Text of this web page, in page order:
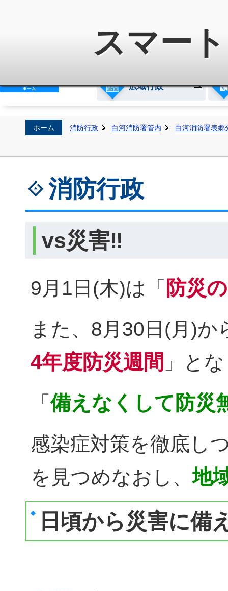
スマー
広域行政
ホーム 消防行政 白河消防署管内 白河消防署表郷
消防行政
vs災害‼
9月1日(木)は「 防災
また、8月30日(月)
4年度防災週間 」と
「備えなくして防災
感染症対策を徹底し
を見つめなおし、地
日頃から災害に備